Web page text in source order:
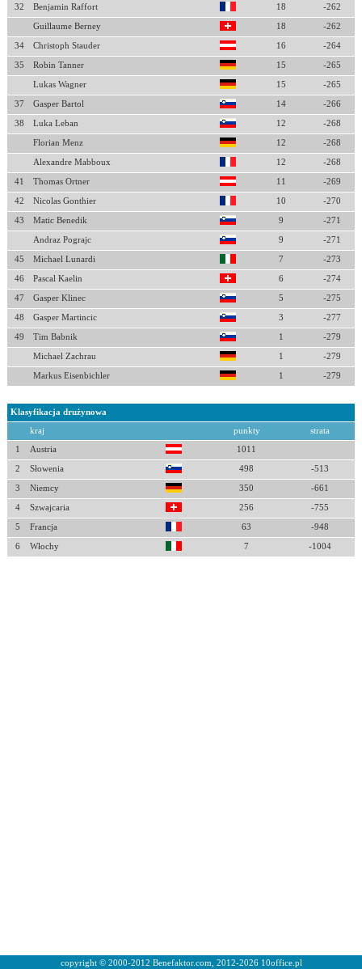
32 Benjamin Raffort 18 -262
Guillaume Berney 18 -262
34 Christoph Stauder 16 -264
35 Robin Tanner 15 -265
Lukas Wagner 15 -265
37 Gasper Bartol 14 -266
38 Luka Leban 12 -268
Florian Menz 12 -268
Alexandre Mabboux 12 -268
41 Thomas Ortner 11 -269
42 Nicolas Gonthier 10 -270
43 Matic Benedik 9 -271
Andraz Pograjc 9 -271
45 Michael Lunardi 7 -273
46 Pascal Kaelin 6 -274
47 Gasper Klinec 5 -275
48 Gasper Martincic 3 -277
49 Tim Babnik 1 -279
Michael Zachrau 1 -279
Markus Eisenbichler 1 -279
Klasyfikacja drużynowa
kraj punkty strata
1 Austria 1011
2 Słowenia 498 -513
3 Niemcy 350 -661
4 Szwajcaria 256 -755
5 Francja 63 -948
6 Włochy 7 -1004
copyright © 2000-2012 Benefaktor.com, 2012-2026 10office.pl